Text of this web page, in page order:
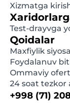
Xizmatga
Test-drayvga
Qoidalar
Maxfiylik
Foydalanuv
Ommaviy
24 soat tezkor
+998 (71)